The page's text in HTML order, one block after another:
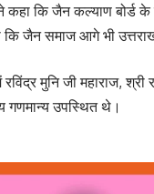
कहा कि जैन कल्याण बोर्ड के
कि जैन समाज आगे भी
रविंद्र मुनि जी महाराज,
गणमान्य उपस्थित थे।